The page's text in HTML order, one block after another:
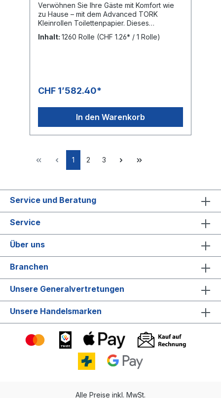
Verwöhnen Sie Ihre Gäste mit Komfort wie
zu Hause – mit dem Advanced TORK
Kleinrollen Toilettenpapier. Dieses
Toilettenpapier ist die perfekte Wahl für
Waschräume mit geringer
Toilettenpapier für ein effektives Preis-
Höhe: 1.84 m
Inhalt: 1260 Rolle (CHF 1.26* / 1 Rolle)
CHF 1’582.40*
In den Warenkorb
1 2 3
Service und Beratung
Service
Über uns
Branchen
Unsere Generalvertretungen
Unsere Handelsmarken
Alle Preise inkl. MwSt.